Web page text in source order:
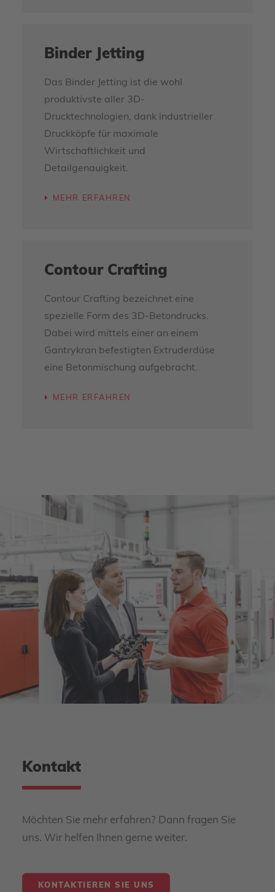
Binder Jetting
Das Binder Jetting ist die wohl
produktivste aller 3D-
Drucktechnologien, dank industrieller
Druckköpfe für maximale
Wirtschaftlichkeit und
Detailgenauigkeit.
MEHR ERFAHREN
Contour Crafting
Contour Crafting bezeichnet eine
spezielle Form des 3D-Betondrucks.
Dabei wird mittels einer an einem
Gantrykran befestigten Extruderdüse
eine Betonmischung aufgebracht.
MEHR ERFAHREN
Kontakt
Möchten Sie mehr erfahren? Dann fragen Sie
uns. Wir helfen Ihnen gerne weiter.
KONTAKTIEREN SIE UNS